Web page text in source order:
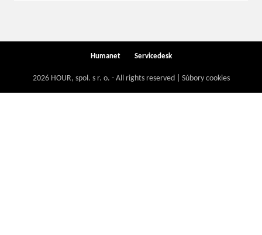
2026 HOUR, spol. s r. o. - All rights reserved | Súbory cookies
Humanet Servicedesk